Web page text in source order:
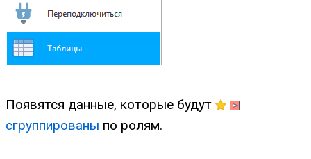
Появятся данные, которые будут
сгруппированы по ролям.